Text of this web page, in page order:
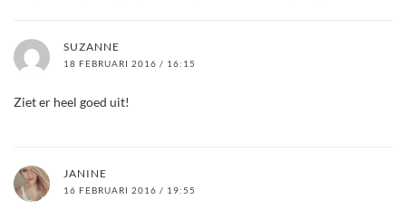
SUZANNE
18 FEBRUARI 2016 / 16:15
Ziet er heel goed uit!
JANINE
16 FEBRUARI 2016 / 19:55